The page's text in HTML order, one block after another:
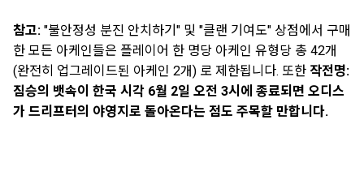
참고: "불안정성 분진 안치하기" 및 "클랜 기여도" 상점에서 구매
한 모든 아케인들은 플레이어 한 명당 아케인 유형당 총 42개
(완전히 업그레이드된 아케인 2개) 로 제한됩니다. 또한 작전명:
짐승의 뱃속이 한국 시각 6월 2일 오전 3시에 종료되면 오디스
가 드리프터의 야영지로 돌아온다는 점도 주목할 만합니다.